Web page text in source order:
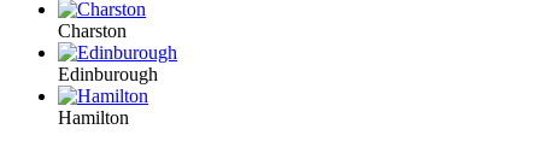
Charston
Edinburough
Hamilton